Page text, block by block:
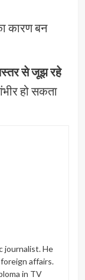
कारण बन
से जूझ रहे
हो सकता
journalist. He
affairs.
in TV